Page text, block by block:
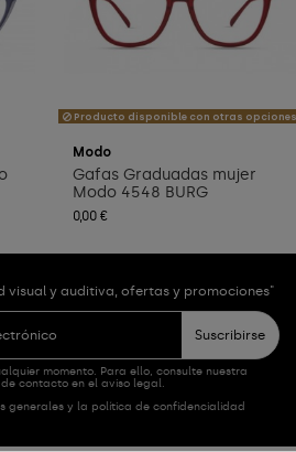
Producto disponible con otras opciones
Modo
Gafas Graduadas mujer
Modo 4548 BURG
0,00 €
visual y auditiva, ofertas y promociones"
Suscribirse
momento. Para ello, consulte nuestra
contacto en el aviso legal.
generales y la política de confidencialidad